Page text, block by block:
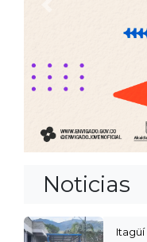
Noticias
Itagüí